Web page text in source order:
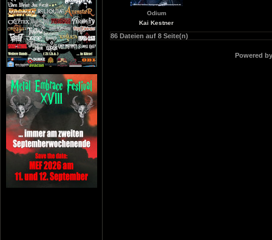
Odium
Kai Kestner
86 Dateien auf 8 Seite(n)
Powered